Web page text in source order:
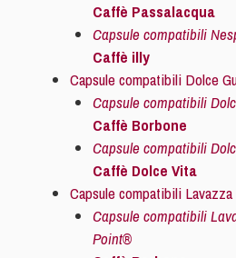
Caffè Passalacqua
Capsule compatibili
Caffè illy
Capsule compatibili Dolce
Capsule compatibili
Caffè Borbone
Capsule compatibili
Caffè Dolce Vita
Capsule compatibili Lavazza
Capsule compatibili
Point®